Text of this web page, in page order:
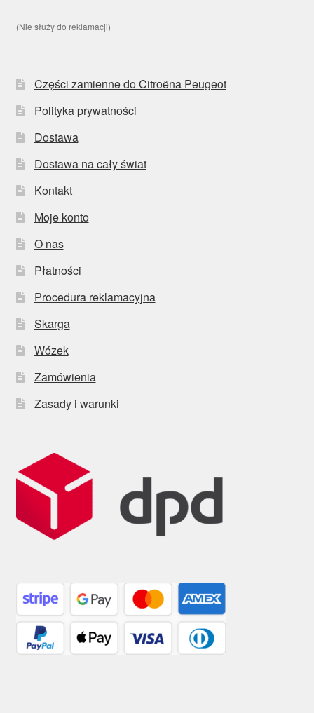
(Nie służy do reklamacji)
Części zamienne do Citroëna Peugeot
Polityka prywatności
Dostawa
Dostawa na cały świat
Kontakt
Moje konto
O nas
Płatności
Procedura reklamacyjna
Skarga
Wózek
Zamówienia
Zasady i warunki